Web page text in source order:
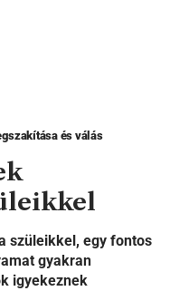
és válás
szüleikkel, egy fontos
gyakran
igyekeznek